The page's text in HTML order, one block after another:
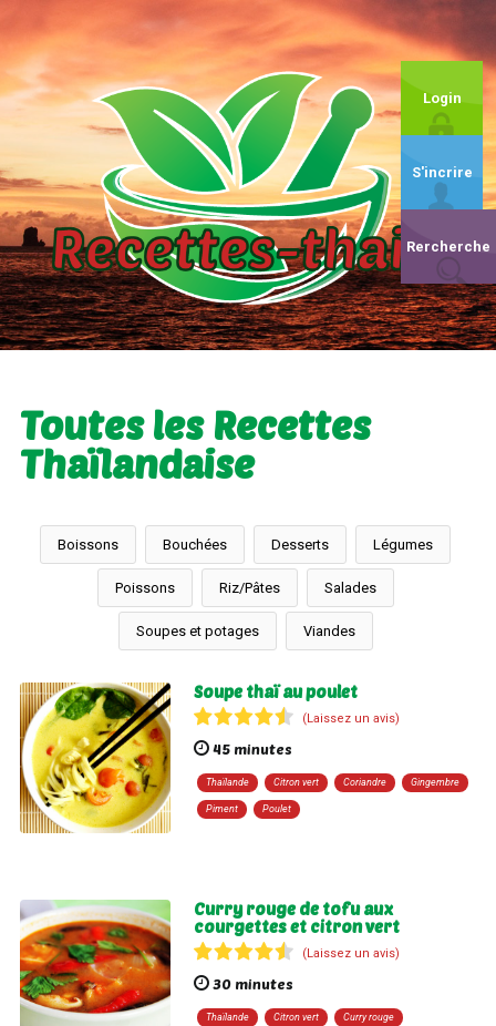
Login
S'incrire
Rercherche
Toutes les Recettes
Thaïlandaise
Boissons Bouchées Desserts Légumes
Poissons Riz/Pâtes Salades
Soupes et potages Viandes
Soupe thaï au poulet
(Laissez un avis)
45 minutes
Thaïlande Citron vert Coriandre Gingembre
Piment Poulet
Curry rouge de tofu aux
courgettes et citron vert
(Laissez un avis)
30 minutes
Thaïlande Citron vert Curry rouge